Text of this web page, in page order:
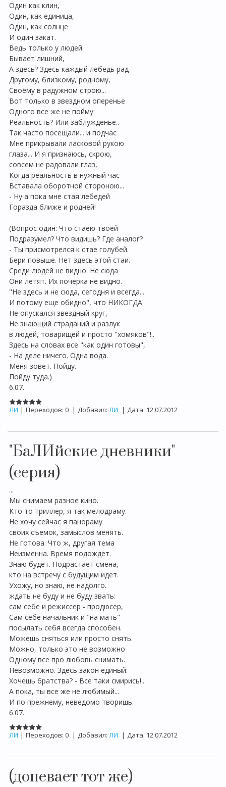
Один как клин,
Один, как единица,
Один, как солнце
И один закат.
Ведь только у людей
Бывает лишний,
А здесь? Здесь каждый лебедь рад
Другому, близкому, родному,
Своёму в радужном строю...
Вот только в звездном оперенье
Одного все же не пойму:
Реальность? Или заблужденье..
Так часто посещали... и подчас
Мне прикрывали ласковой рукою
глаза... И я признаюсь, скрою,
совсем не радовали глаз,
Когда реальность в нужный час
Вставала оборотной стороною...
- Ну а пока мне стая лебедей
Горазда ближе и родней!
(Вопрос один: Что стаею твоей
Подразумел? Что видишь? Где аналог?
- Ты присмотрелся к стае голубей.
Бери повыше. Нет здесь этой стаи.
Среди людей не видно. Не сюда
Они летят. Их почерка не видно.
"Не здесь и не сюда, сегодня и всегда...
И потому еще обидно", что НИКОГДА
Не опускался звездный круг,
Не знающий страданий и разлук
в людей, товарищей и просто "хомяков"!..
Здесь на словах все "как один готовы",
- На деле ничего. Одна вода.
Меня зовет. Пойду.
Пойду туда.)
6.07.
ЛИ | Переходов: 0 | Добавил: ЛИ | Дата: 12.07.2012
"БаЛИйские дневники"
(серия)
...
Мы снимаем разное кино.
Кто то триллер, я так мелодраму.
Не хочу сейчас я панораму
своих съемок, замыслов менять.
Не готова. Что ж, другая тема
Неизменна. Время подождет.
Знаю будет. Подрастает смена,
кто на встречу с будущим идет.
Ухожу, но знаю, не надолго.
ждать не буду и не буду звать:
сам себе и режиссер - продюсер,
Сам себе начальник и "на мать"
посылать себя всегда способен.
Можешь сняться или просто снять.
Можно, только это не возможно
Одному все про любовь снимать.
Невозможно. Здесь закон единый:
Хочешь братства? - Все таки смирись!..
А пока, ты все же не любимый...
И по прежнему, неведомо творишь.
6.07.
ЛИ | Переходов: 0 | Добавил: ЛИ | Дата: 12.07.2012
(допевает тот же)